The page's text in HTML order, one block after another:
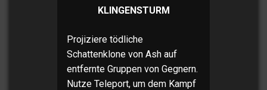
KLINGENSTURM
Projiziere tödliche
Schattenklone von Ash auf
entfernte Gruppen von Gegnern.
Nutze Teleport, um dem Kampf